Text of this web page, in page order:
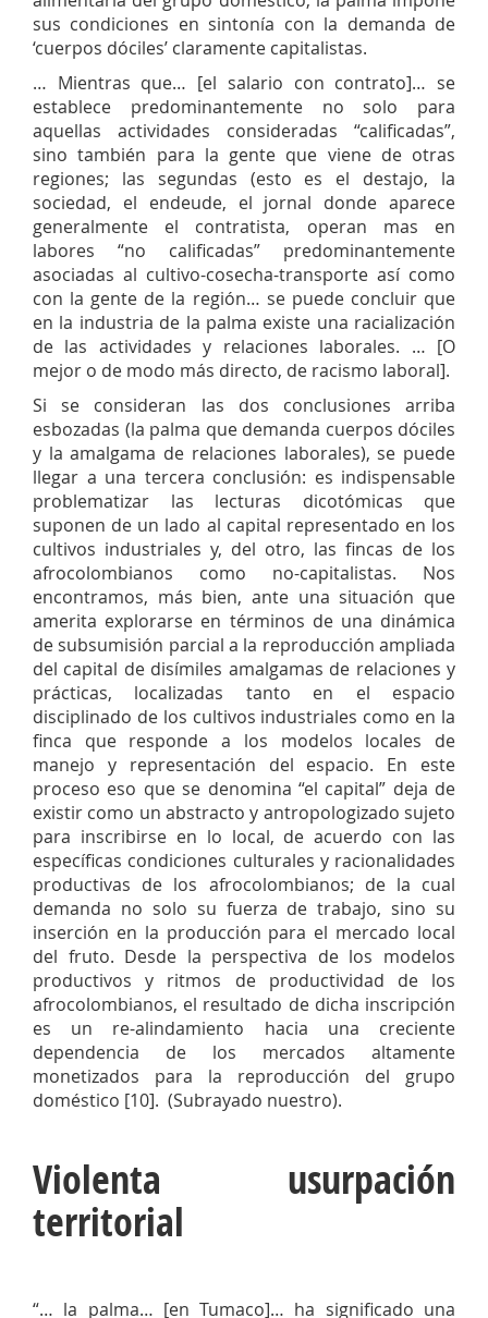
sus condiciones en sintonía con la demanda de
‘cuerpos dóciles’ claramente capitalistas.
… Mientras que… [el salario con contrato]… se
establece predominantemente no solo para
aquellas actividades consideradas “calificadas”,
sino también para la gente que viene de otras
regiones; las segundas (esto es el destajo, la
sociedad, el endeude, el jornal donde aparece
generalmente el contratista, operan mas en
labores “no calificadas” predominantemente
asociadas al cultivo-cosecha-transporte así como
con la gente de la región… se puede concluir que
en la industria de la palma existe una racialización
de las actividades y relaciones laborales. … [O
mejor o de modo más directo, de racismo laboral].
Si se consideran las dos conclusiones arriba
esbozadas (la palma que demanda cuerpos dóciles
y la amalgama de relaciones laborales), se puede
llegar a una tercera conclusión: es indispensable
problematizar las lecturas dicotómicas que
suponen de un lado al capital representado en los
cultivos industriales y, del otro, las fincas de los
afrocolombianos como no-capitalistas. Nos
encontramos, más bien, ante una situación que
amerita explorarse en términos de una dinámica
de subsumisión parcial a la reproducción ampliada
del capital de disímiles amalgamas de relaciones y
prácticas, localizadas tanto en el espacio
disciplinado de los cultivos industriales como en la
finca que responde a los modelos locales de
manejo y representación del espacio. En este
proceso eso que se denomina “el capital” deja de
existir como un abstracto y antropologizado sujeto
para inscribirse en lo local, de acuerdo con las
específicas condiciones culturales y racionalidades
productivas de los afrocolombianos; de la cual
demanda no solo su fuerza de trabajo, sino su
inserción en la producción para el mercado local
del fruto. Desde la perspectiva de los modelos
productivos y ritmos de productividad de los
afrocolombianos, el resultado de dicha inscripción
es un re-alindamiento hacia una creciente
dependencia de los mercados altamente
monetizados para la reproducción del grupo
doméstico [10]. (Subrayado nuestro).
Violenta usurpación
territorial
“… la palma… [en Tumaco]… ha significado una